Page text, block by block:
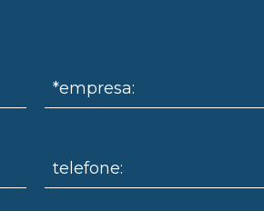
*empresa:
telefone: